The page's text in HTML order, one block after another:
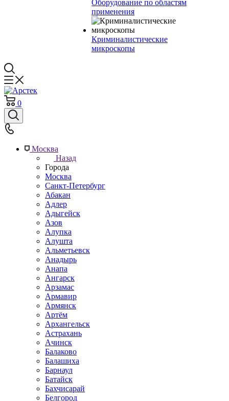
Оборудование по областям
применения
Криминалистические
микроскопы
0
Москва
Назад
Города
Москва
Санкт-Петербург
Абакан
Адлер
Адыгейск
Азов
Алупка
Алушта
Альметьевск
Анадырь
Анапа
Ангарск
Арзамас
Армавир
Армянск
Артём
Архангельск
Астрахань
Ачинск
Балаково
Балашиха
Барнаул
Батайск
Бахчисарай
Белгород